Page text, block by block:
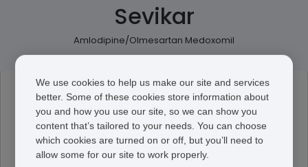
Sevikar
Amlodipine/Olmesartan Medoxomil
Sevikar
5 mg/ 20 mg
In dieser Tablette sind 20 mg Olmetarsan und 5 mg
Amlodipin enthalten. Die Tablette wird einmal täglich
eingenommen und kann als Einstiegsbehandlung
We use cookies to help us make our site and services
better. Some of these cookies store information about
you and how you use our site, so we can show you
content that’s tailored to your needs. You can choose
which cookies are turned on or off, but you’ll need to
allow some for our site to work properly.